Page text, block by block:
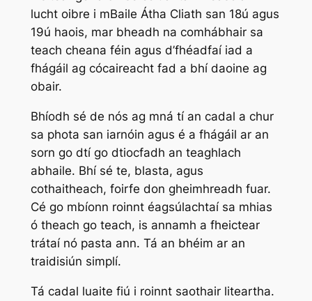
lucht oibre i mBaile Átha Cliath san 18ú agus
19ú haois, mar bheadh na comhábhair sa
teach cheana féin agus d’fhéadfaí iad a
fhágáil ag cócaireacht fad a bhí daoine ag
obair.
Bhíodh sé de nós ag mná tí an cadal a chur
sa phota san iarnóin agus é a fhágáil ar an
sorn go dtí go dtiocfadh an teaghlach
abhaile. Bhí sé te, blasta, agus
cothaitheach, foirfe don gheimhreadh fuar.
Cé go mbíonn roinnt éagsúlachtaí sa mhias
ó theach go teach, is annamh a fheictear
trátaí nó pasta ann. Tá an bhéim ar an
traidisiún simplí.
Tá cadal luaite fiú i roinnt saothair liteartha.